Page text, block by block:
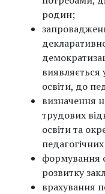
родин;
виявляється
освіти, до
визначення
трудових
освіти та
формування
розвитку
врахування